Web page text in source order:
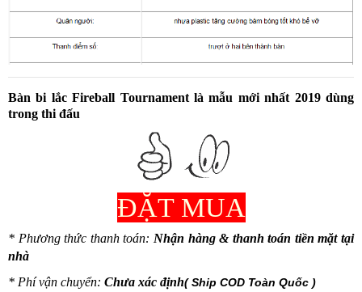
Bàn bi lắc Fireball Tournament là mẫu mới nhất 2019 dùng
trong thi đấu
ĐẶT MUA
* Phương thức thanh toán: Nhận hàng & thanh toán tiền mặt tại
nhà
* Phí vận chuyển: Chưa xác định( Ship COD Toàn Quốc )